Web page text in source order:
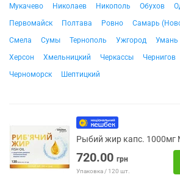
Мукачево
Николаев Никополь Обухов
Первомайск
Полтава Ровно Самарь
Смела
Сумы Тернополь Ужгород Умань
Херсон
Хмельницкий Черкассы Чернигов
Черноморск
Шептицкий
Рыбий жир капс. 1000мг
720.00 грн
Упаковка / 120 шт.